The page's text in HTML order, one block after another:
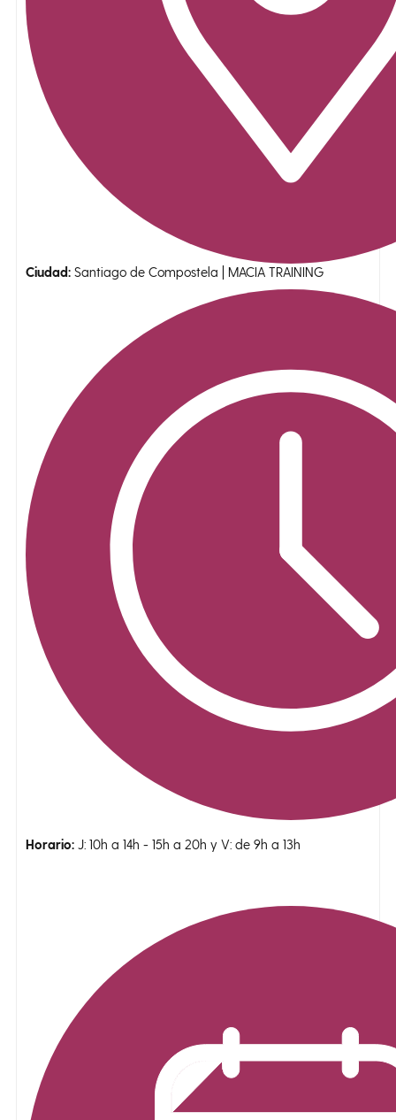
Ciudad: Santiago de Compostela | MACIA TRAINING
Horario: J: 10h a 14h - 15h a 20h y V: de 9h a 13h